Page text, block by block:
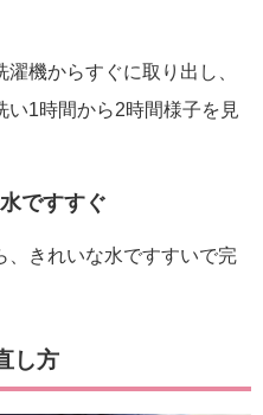
機からすぐに取り出し、
い1時間から2時間様子を見
ですすぐ
、きれいな水ですすいで完
し方